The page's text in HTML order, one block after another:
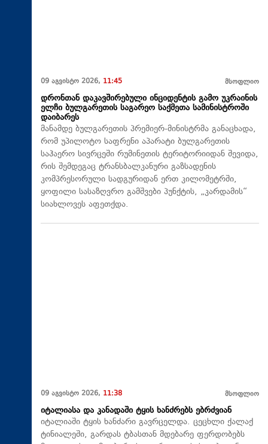
09 აგვისტო 2026, 11:45 მსოფლიო
დრონთან დაკავშირებული ინციდენტის გამო უკრაინის
ელჩი ბულგარეთის საგარეო საქმეთა სამინისტროში
დაიბარეს
მანამდე ბულგარეთის პრემიერ-მინისტრმა განაცხადა,
რომ უპილოტო საფრენი აპარატი ბულგარეთის
საჰაერო სივრცეში რუმინეთის ტერიტორიიდან შევიდა,
რის შემდეგაც ტრანსბალკანური გაზსადენის
კომპრესორული სადგურიდან ერთ კილომეტრში,
ყოფილი სასაზღვრო გამშვები პუნქტის, „კარდამის“
სიახლოვეს აფეთქდა.
09 აგვისტო 2026, 11:38 მსოფლიო
იტალიასა და კანადაში ტყის ხანძრებს ებრძვიან
იტალიაში ტყის ხანძარი გავრცელდა. ცეცხლი ქალაქ
ტინიალეში, გარდას ტბასთან მდებარე ფერდობებს